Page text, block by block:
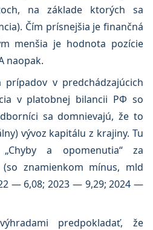
na základe ktorých sa
Čím prísnejšia je finančná
menšia je hodnota pozície
naopak.
v predchádzajúcich
v platobnej bilancii РФ so
sa domnievajú, že to
vývoz kapitálu z krajiny. Tu
a opomenutia“ za
znamienkom mínus, mld
— 6,08; 2023 — 9,29; 2024 —
predpokladať, že